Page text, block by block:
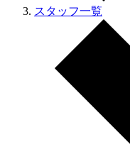
スタッフ一覧